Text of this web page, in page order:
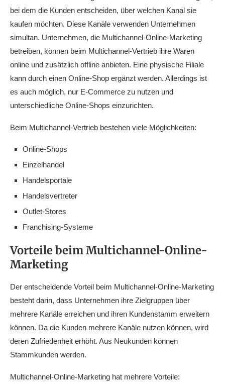
bei dem die Kunden entscheiden, über welchen Kanal sie
kaufen möchten. Diese Kanäle verwenden Unternehmen
simultan. Unternehmen, die Multichannel-Online-Marketing
betreiben, können beim Multichannel-Vertrieb ihre Waren
online und zusätzlich offline anbieten. Eine physische Filiale
kann durch einen Online-Shop ergänzt werden. Allerdings ist
es auch möglich, nur E-Commerce zu nutzen und
unterschiedliche Online-Shops einzurichten.
Beim Multichannel-Vertrieb bestehen viele Möglichkeiten:
Online-Shops
Einzelhandel
Handelsportale
Handelsvertreter
Outlet-Stores
Franchising-Systeme
Vorteile beim Multichannel-Online-
Marketing
Der entscheidende Vorteil beim Multichannel-Online-Marketing
besteht darin, dass Unternehmen ihre Zielgruppen über
mehrere Kanäle erreichen und ihren Kundenstamm erweitern
können. Da die Kunden mehrere Kanäle nutzen können, wird
deren Zufriedenheit erhöht. Aus Neukunden können
Stammkunden werden.
Multichannel-Online-Marketing hat mehrere Vorteile: